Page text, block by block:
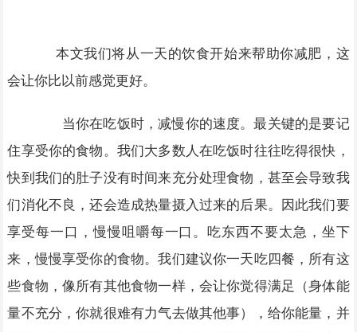
本文我们将从一天的饮食开始来帮助你减肥，这
会让你比以前感觉更好。
当你在吃饭时，减慢你的速度。最关键的是要记
住享受你的食物。我们大多数人在吃饭时往往吃得很快，
快到我们的肚子没有时间来充分处理食物，甚至会导致我
们消化不良，还会造成热量摄入过来的后果。因此我们要
享受每一口，慢慢咀嚼每一口。吃东西不要太急，坐下
来，慢慢享受你的食物。我们建议你一天吃四餐，所有这
些食物，像所有其他食物一样，会让你觉得满足（身体能
量不充分，你就很难有力气去做其他事），给你能量，并